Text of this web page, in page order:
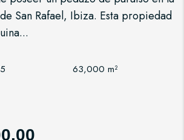
San Rafael, Ibiza. Esta propiedad
63,000 m²